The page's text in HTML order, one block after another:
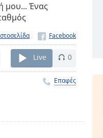
μου... Ένας
Live 0
Επαφές